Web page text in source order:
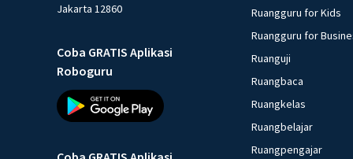
Jakarta 12860
Coba GRATIS Aplikasi
Roboguru
Ruangguru for Kids
Ruangguru for
Ruanguji
Ruangbaca
Ruangkelas
Ruangbelajar
Ruangpengajar